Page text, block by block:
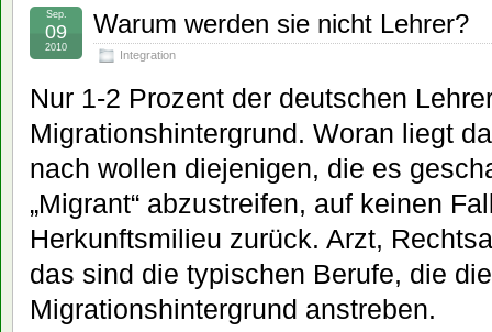
Warum werden sie nicht Lehrer?
Integration
Sep.
09
2010
Nur 1-2 Prozent der deutschen
Migrationshintergrund. Woran liegt
nach wollen diejenigen, die es
„Migrant“ abzustreifen, auf keinen
Herkunftsmilieu zurück. Arzt,
das sind die typischen Berufe, die
Migrationshintergrund anstreben.